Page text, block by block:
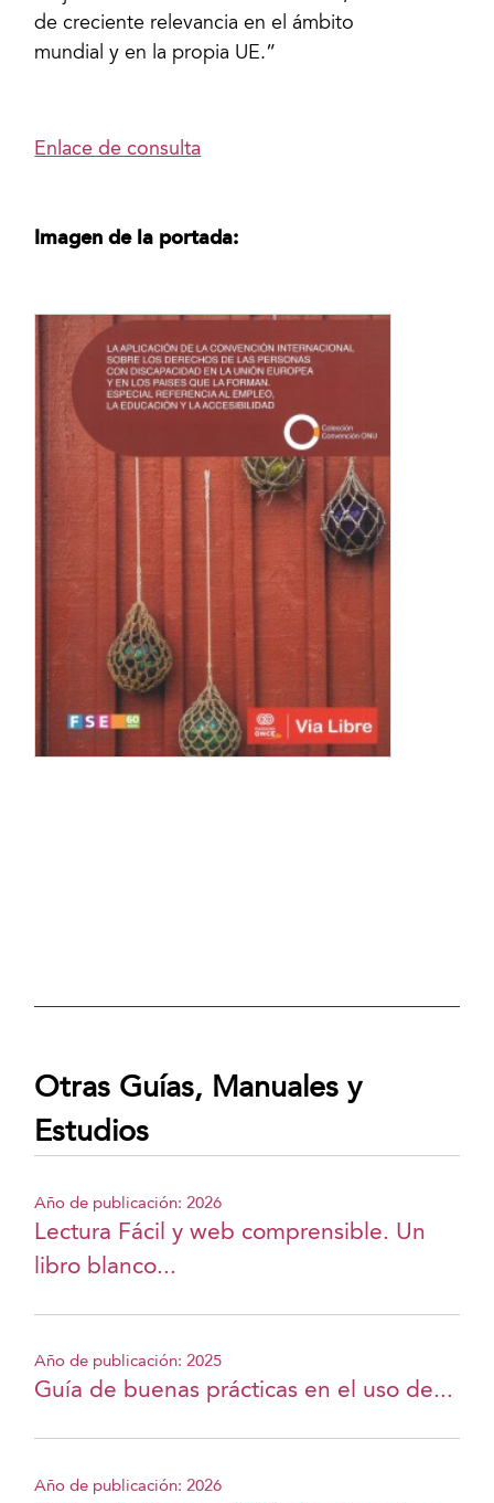
de creciente relevancia en el ámbito
mundial y en la propia UE.”
Enlace de consulta
Imagen de la portada:
Otras Guías, Manuales y
Estudios
Año de publicación: 2026
Lectura Fácil y web comprensible. Un
libro blanco...
Año de publicación: 2025
Guía de buenas prácticas en el uso de...
Año de publicación: 2026